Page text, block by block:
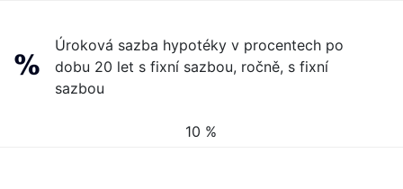
Úroková sazba hypotéky v procentech po
dobu 20 let s fixní sazbou, ročně, s fixní
sazbou
10 %